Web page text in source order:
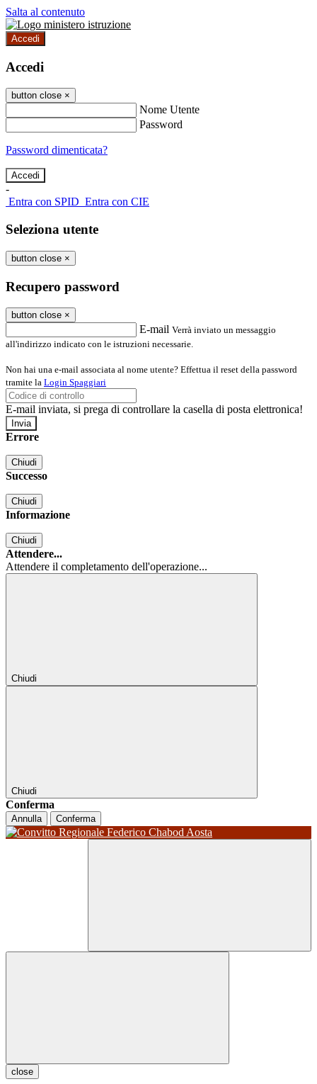
Salta al contenuto
Accedi
Accedi
button close ×
Nome Utente
Password
Password dimenticata?
-
Entra con SPID Entra con CIE
Seleziona utente
button close ×
Recupero password
button close ×
E-mail Verrà inviato un messaggio
all'indirizzo indicato con le istruzioni necessarie.
Non hai una e-mail associata al nome utente? Effettua il reset della password
tramite la Login Spaggiari
E-mail inviata, si prega di controllare la casella di posta elettronica!
Errore
Chiudi
Successo
Chiudi
Informazione
Chiudi
Attendere...
Attendere il completamento dell'operazione...
Chiudi
Chiudi
Conferma
Annulla Conferma
close